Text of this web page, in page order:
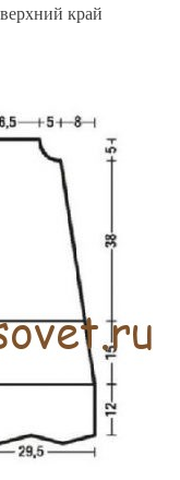
край